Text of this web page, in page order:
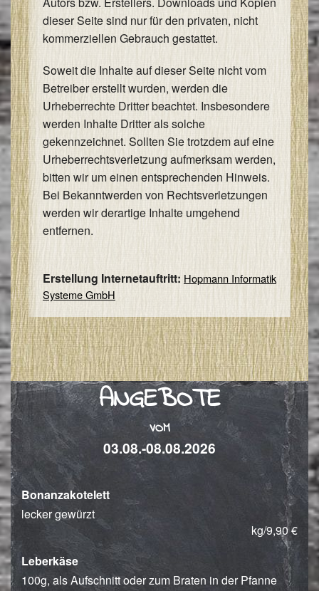
dieser Seite sind nur für den privaten, nicht
kommerziellen Gebrauch gestattet.
Soweit die Inhalte auf dieser Seite nicht vom
Betreiber erstellt wurden, werden die
Urheberrechte Dritter beachtet. Insbesondere
werden Inhalte Dritter als solche
gekennzeichnet. Sollten Sie trotzdem auf eine
Urheberrechtsverletzung aufmerksam werden,
bitten wir um einen entsprechenden Hinweis.
Bei Bekanntwerden von Rechtsverletzungen
werden wir derartige Inhalte umgehend
entfernen.
Erstellung Internetauftritt: Hopmann Informatik
Systeme GmbH
ANGEBOTE
VOM
03.08.-08.08.2026
Bonanzakotelett
lecker gewürzt
kg/9,90 €
Leberkäse
100g, als Aufschnitt oder zum Braten in der Pfanne